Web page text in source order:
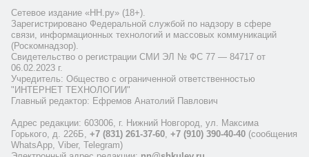
Сетевое издание «НН.ру» (18+).
Зарегистрировано Федеральной службой по надзору в сфере
связи, информационных технологий и массовых коммуникаций
(Роскомнадзор).
Свидетельство о регистрации СМИ ЭЛ № ФС 77 — 84717 от
06.02.2023 г.
Учредитель: Общество с ограниченной ответственностью
"ИНТЕРНЕТ ТЕХНОЛОГИИ"
Главный редактор: Ефремов Анатолий Павлович
Адрес редакции: 603006, г. Нижний Новгород, ул. Максима
Горького, д. 226Б, +7 (831) 261-37-60, +7 (910) 390-40-40 (сообщения
WhatsApp, Viber, Telegram)